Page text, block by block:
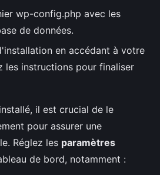
wp-config.php avec les
de données.
en accédant à votre
les instructions pour finaliser
il est crucial de le
pour assurer une
Réglez les paramètres
de bord, notamment :